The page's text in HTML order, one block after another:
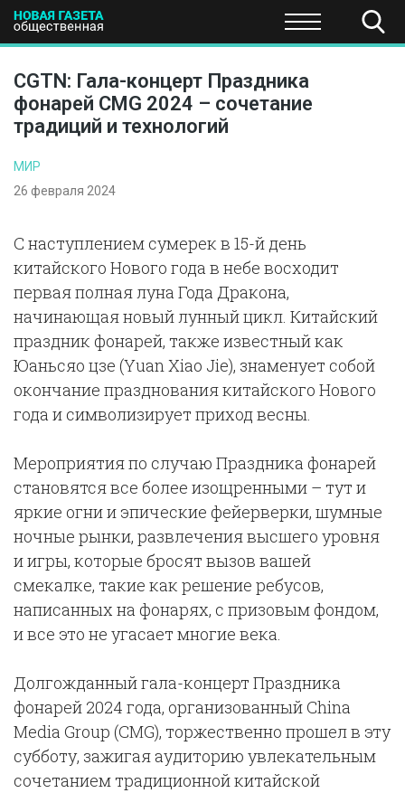
ПОЛИТИКА ЭКОНОМИКА НАУКА И
CGTN: Гала-концерт Праздника
фонарей CMG 2024 – сочетание
традиций и технологий
МИР
26 февраля 2024
С наступлением сумерек в 15-й день
китайского Нового года в небе восходит
первая полная луна Года Дракона,
начинающая новый лунный цикл. Китайский
праздник фонарей, также известный как
Юаньсяо цзе (Yuan Xiao Jie), знаменует собой
окончание празднования китайского Нового
года и символизирует приход весны.
Мероприятия по случаю Праздника фонарей
становятся все более изощренными – тут и
яркие огни и эпические фейерверки, шумные
ночные рынки, развлечения высшего уровня
и игры, которые бросят вызов вашей
смекалке, такие как решение ребусов,
написанных на фонарях, с призовым фондом,
и все это не угасает многие века.
Долгожданный гала-концерт Праздника
фонарей 2024 года, организованный China
Media Group (CMG), торжественно прошел в эту
субботу, зажигая аудиторию увлекательным
сочетанием традиционной китайской